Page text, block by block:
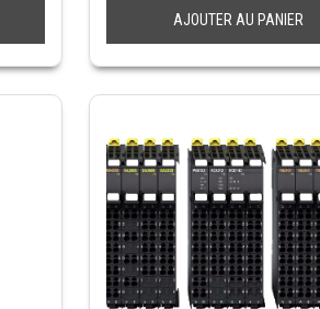
AJOUTER AU PANIER